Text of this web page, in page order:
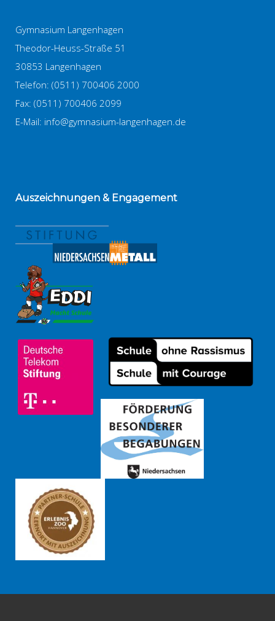
Gymnasium Langenhagen
Theodor-Heuss-Straße 51
30853 Langenhagen
Telefon: (0511) 700406 2000
Fax: (0511) 700406 2099
E-Mail: info@gymnasium-langenhagen.de
Auszeichnungen & Engagement